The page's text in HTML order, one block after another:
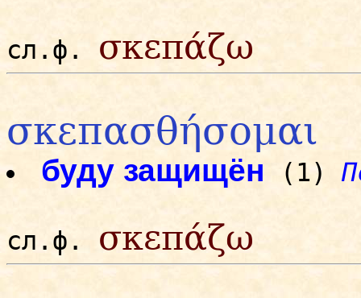
сл.ф. σκεπάζω
σκεπασθήσομαι
буду защищён (1)
сл.ф. σκεπάζω